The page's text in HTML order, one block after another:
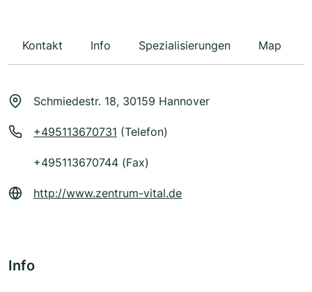
Kontakt Info Spezialisierungen Map
Schmiedestr. 18, 30159 Hannover
+495113670731 (Telefon)
+495113670744 (Fax)
http://www.zentrum-vital.de
Info